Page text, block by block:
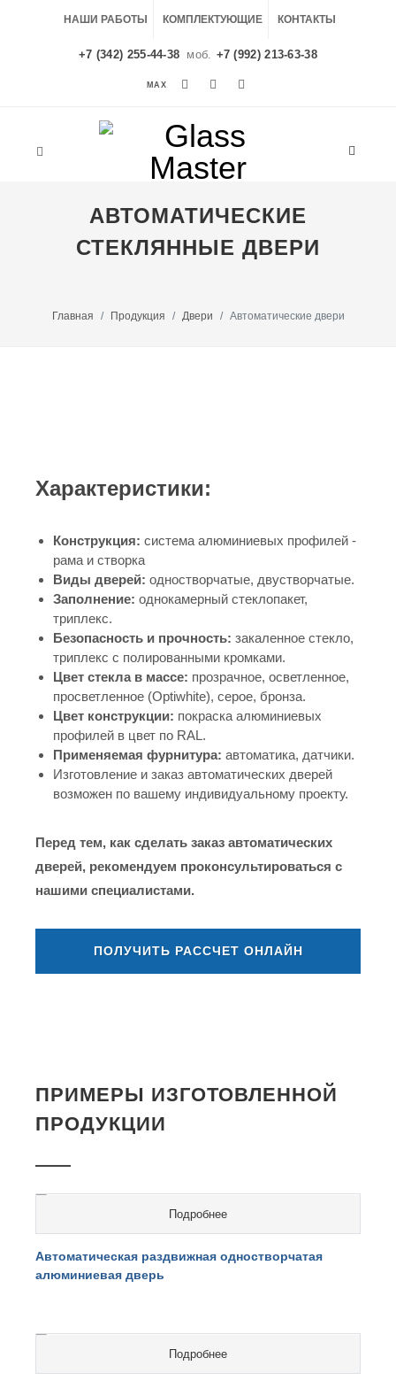
НАШИ РАБОТЫ КОМПЛЕКТУЮЩИЕ КОНТАКТЫ
+7 (342) 255-44-38 моб. +7 (992) 213-63-38
MAX
АВТОМАТИЧЕСКИЕ
СТЕКЛЯННЫЕ ДВЕРИ
Главная Продукция Двери Автоматические двери
Характеристики:
Конструкция: система алюминиевых профилей -
рама и створка
Виды дверей: одностворчатые, двустворчатые.
Заполнение: однокамерный стеклопакет,
триплекс.
Безопасность и прочность: закаленное стекло,
триплекс с полированными кромками.
Цвет стекла в массе: прозрачное, осветленное,
просветленное (Optiwhite), серое, бронза.
Цвет конструкции: покраска алюминиевых
профилей в цвет по RAL.
Применяемая фурнитура: автоматика, датчики.
Изготовление и заказ автоматических дверей
возможен по вашему индивидуальному проекту.
Перед тем, как сделать заказ автоматических
дверей, рекомендуем проконсультироваться с
нашими специалистами.
ПОЛУЧИТЬ РАССЧЕТ ОНЛАЙН
ПРИМЕРЫ ИЗГОТОВЛЕННОЙ
ПРОДУКЦИИ
cтоимость на перерасчете
Подробнее
Автоматическая раздвижная одностворчатая
алюминиевая дверь
cтоимость на перерасчете
Подробнее